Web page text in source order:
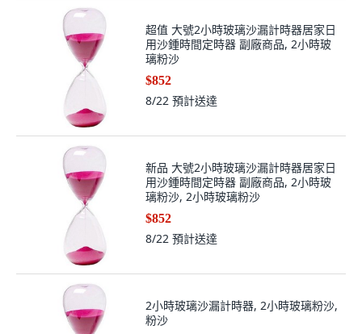
超值 大號2小時玻璃沙漏計時器居家日
用沙鍾時間定時器 副廠商品, 2小時玻
璃粉沙
$852
8/22 預計送達
新品 大號2小時玻璃沙漏計時器居家日
用沙鍾時間定時器 副廠商品, 2小時玻
璃粉沙, 2小時玻璃粉沙
$852
8/22 預計送達
2小時玻璃沙漏計時器, 2小時玻璃粉沙,
粉沙